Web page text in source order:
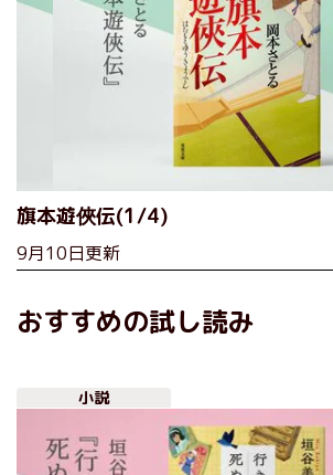
旗本遊俠伝(1/4)
9月10日更新
おすすめの試し読み
小説